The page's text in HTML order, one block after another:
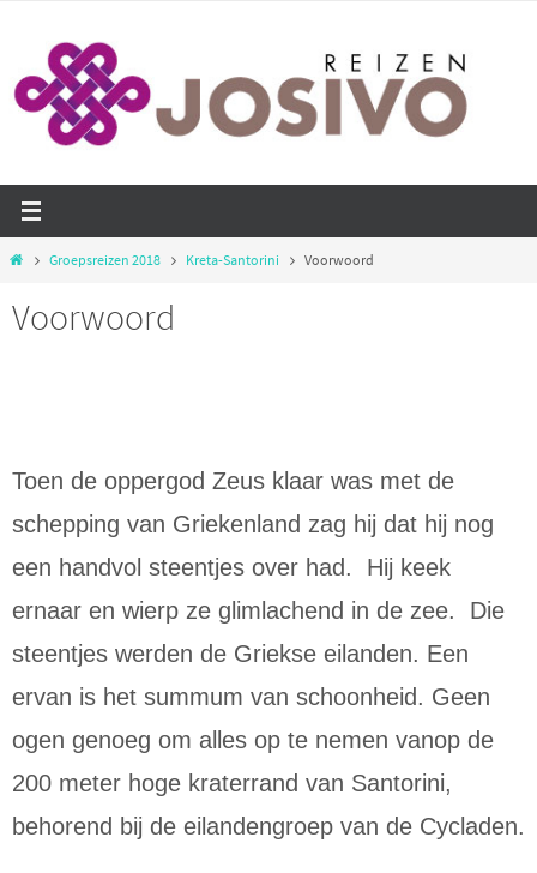
de
inhoud
HomeGroepsreizen 2018 Kreta-Santorini Voorwoord
Voorwoord
Toen de oppergod Zeus klaar was met de
schepping van Griekenland zag hij dat hij nog
een handvol steentjes over had. Hij keek
ernaar en wierp ze glimlachend in de zee. Die
steentjes werden de Griekse eilanden. Een
ervan is het summum van schoonheid. Geen
ogen genoeg om alles op te nemen vanop de
200 meter hoge kraterrand van Santorini,
behorend bij de eilandengroep van de Cycladen.